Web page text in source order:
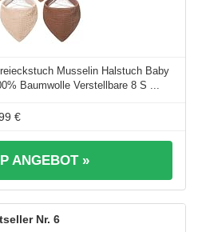
Musselin Halstuch Baby
Baumwolle Verstellbare 8 S ...
€
ANGEBOT »
6